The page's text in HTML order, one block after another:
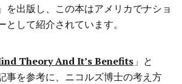
を出版し、この本はアメリカでナショ
して紹介されています。
Theory And It’s Benefits 」と
事を参考に、ニコルズ博士の考え方